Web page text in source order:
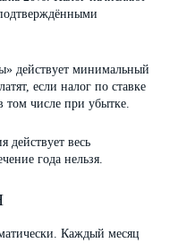
действует минимальный
если налог по ставке
том числе при убытке.
действует весь
года нельзя.
Каждый месяц